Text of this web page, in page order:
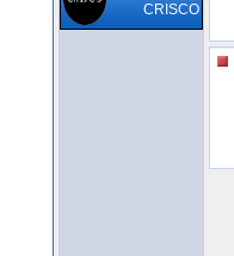
CRISCO